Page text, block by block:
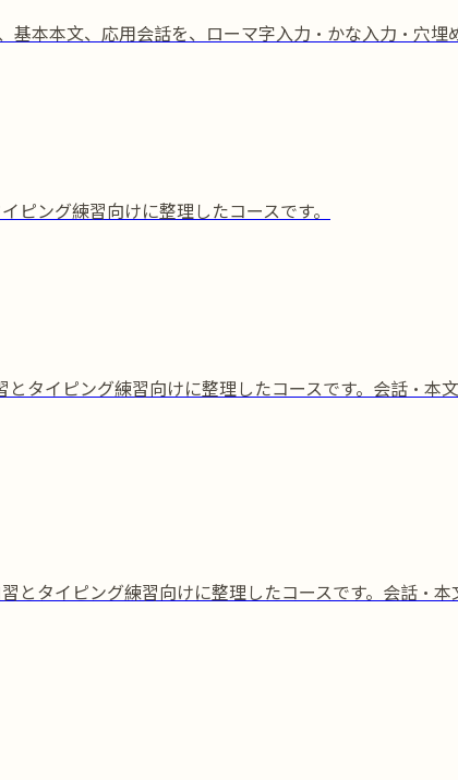
本本文、応用会話を、ローマ字入力・かな入力・穴埋
ング練習向けに整理したコースです。
タイピング練習向けに整理したコースです。会話・本
タイピング練習向けに整理したコースです。会話・